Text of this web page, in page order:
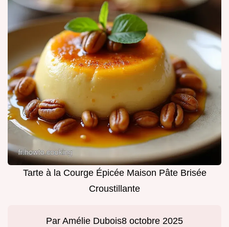
Tarte à la Courge Épicée Maison Pâte Brisée
Croustillante
Par Amélie Dubois8 octobre 2025